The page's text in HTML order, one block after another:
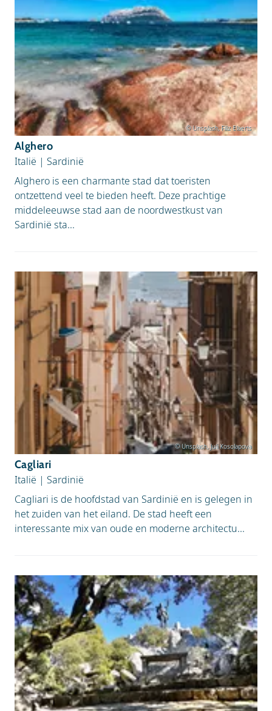
© Unsplash, Filiz Elaerts
Alghero
Italië | Sardinië
Alghero is een charmante stad dat toeristen
ontzettend veel te bieden heeft. Deze prachtige
middeleeuwse stad aan de noordwestkust van
Sardinië sta...
© Unsplash, Juli Kosolapova
Cagliari
Italië | Sardinië
Cagliari is de hoofdstad van Sardinië en is gelegen in
het zuiden van het eiland. De stad heeft een
interessante mix van oude en moderne architectu...